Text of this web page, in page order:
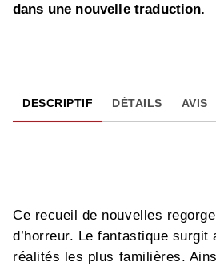
dans une nouvelle traduction.
DESCRIPTIF DÉTAILS AVIS
Ce recueil de nouvelles
d’horreur. Le fantastique surgit
réalités les plus familières.